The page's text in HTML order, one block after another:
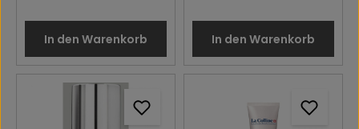
In den Warenkorb In den Warenkorb